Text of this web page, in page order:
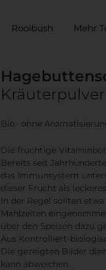
Rooibush Mehr
Kräuterpulver
Bio ohne
Die fruchtige
Bereits seit
das Immunsystem
dieser Frucht als
In der Regel sollten
Mahlzeiten
über den Speisen dazu
Aus Kontrolliert-
Die gezeigten Bilder
kann abweichen.